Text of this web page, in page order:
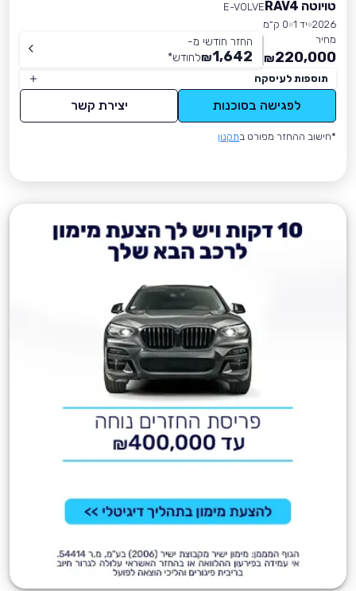
טויוטה RAV4
E-VOLVE
2026 יד 1
0 ק״מ
מחיר
220,000
₪
החזר חודשי מ-
1,642
₪לחודש*
תוספות לעיסקה
לפגישה בסוכנות יצירת קשר
*חישוב ההחזר מפורט בתקנון